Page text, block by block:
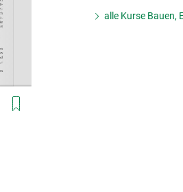
alle Kurse Bauen,